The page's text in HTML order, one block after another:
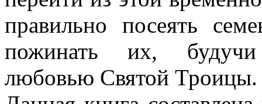
правильно посеять
пожинать их,
любовью Святой Троицы.